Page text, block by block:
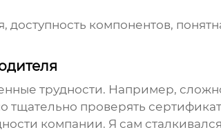
компонентов,
трудности. Например,
проверять
компании. Я сам сталкивался